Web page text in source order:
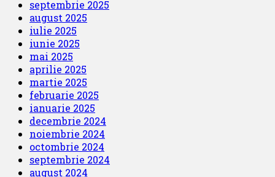
septembrie 2025
august 2025
iulie 2025
iunie 2025
mai 2025
aprilie 2025
martie 2025
februarie 2025
ianuarie 2025
decembrie 2024
noiembrie 2024
octombrie 2024
septembrie 2024
august 2024